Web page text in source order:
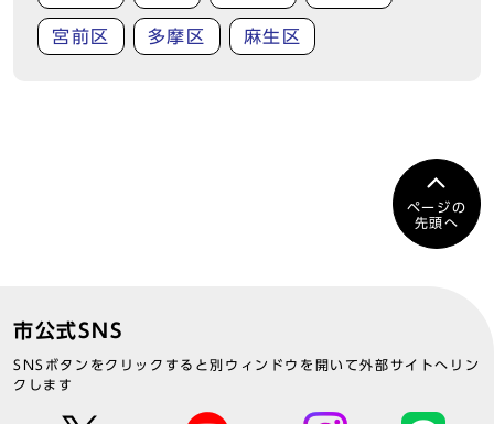
宮前区 多摩区 麻生区
ページの
先頭へ
市公式SNS
SNSボタンをクリックすると別ウィンドウを開いて外部サイトへリン
クします